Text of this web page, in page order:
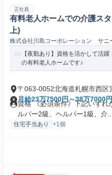
正社員
有料老人ホームでの介護ス
上)
株式会社川島コーポレーション サニ
【夜勤あり】資格を活かして活
の有料老人ホームです♪
〒063-0052北海道札幌市西区
月給23万7500円～38万7000円
資格 《必須条件》下記いずれ
ルパー2級、ヘルパー1級、介...
住宅手当あり +1個